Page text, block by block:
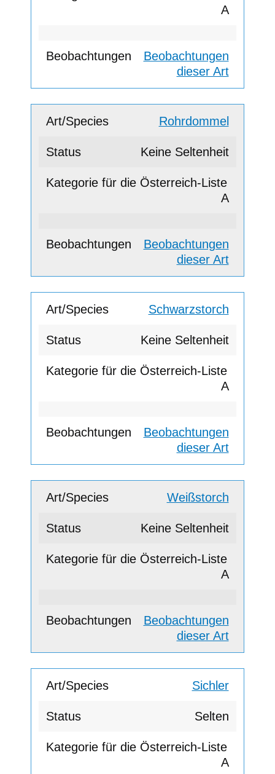
A
Beobachtungen
dieser Art
Rohrdommel
Keine Seltenheit
A
Beobachtungen
dieser Art
Schwarzstorch
Keine Seltenheit
A
Beobachtungen
dieser Art
Weißstorch
Keine Seltenheit
A
Beobachtungen
dieser Art
Sichler
Selten
A